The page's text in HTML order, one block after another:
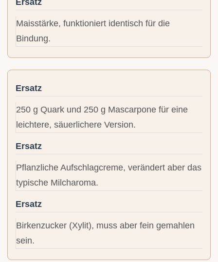
Maisstärke, funktioniert identisch für die
Bindung.
Ersatz
250 g Quark und 250 g Mascarpone für eine
leichtere, säuerlichere Version.
Ersatz
Pflanzliche Aufschlagcreme, verändert aber das
typische Milcharoma.
Ersatz
Birkenzucker (Xylit), muss aber fein gemahlen
sein.